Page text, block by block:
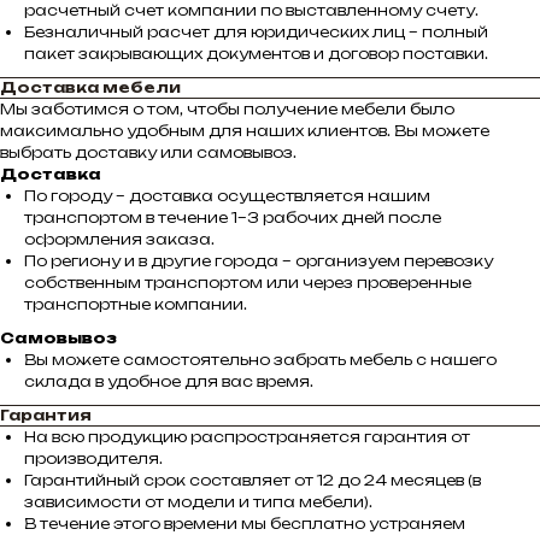
расчетный счет компании по выставленному счету.
Безналичный расчет для юридических лиц – полный
пакет закрывающих документов и договор поставки.
Доставка мебели
Мы заботимся о том, чтобы получение мебели было
максимально удобным для наших клиентов. Вы можете
выбрать доставку или самовывоз.
Доставка
По городу – доставка осуществляется нашим
транспортом в течение 1–3 рабочих дней после
оформления заказа.
По региону и в другие города – организуем перевозку
собственным транспортом или через проверенные
транспортные компании.
Самовывоз
Вы можете самостоятельно забрать мебель с нашего
склада в удобное для вас время.
Гарантия
На всю продукцию распространяется гарантия от
производителя.
Гарантийный срок составляет от 12 до 24 месяцев (в
зависимости от модели и типа мебели).
В течение этого времени мы бесплатно устраняем